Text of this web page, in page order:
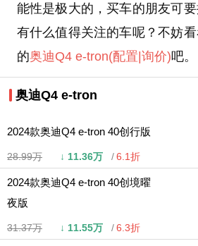
能性是极大的，买车的朋友可
有什么值得关注的车呢？不妨
的奥迪Q4 e-tron(配置|询价)吧。
奥迪Q4 e-tron
2024款奥迪Q4 e-tron 40创行版
28.99万 ↓ 11.36万 6.1折
2024款奥迪Q4 e-tron 40创境曜
夜版
31.37万 ↓ 11.55万 6.3折